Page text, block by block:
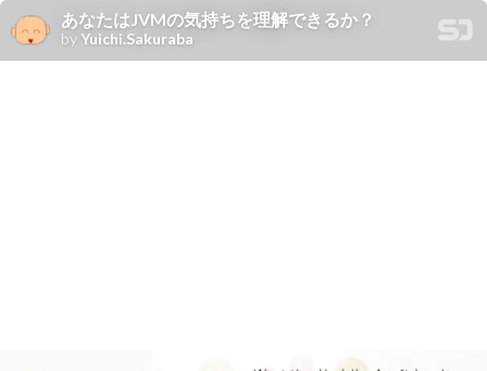
あなたはJVMの気持ちを理解できるか？
byYuichi.Sakuraba